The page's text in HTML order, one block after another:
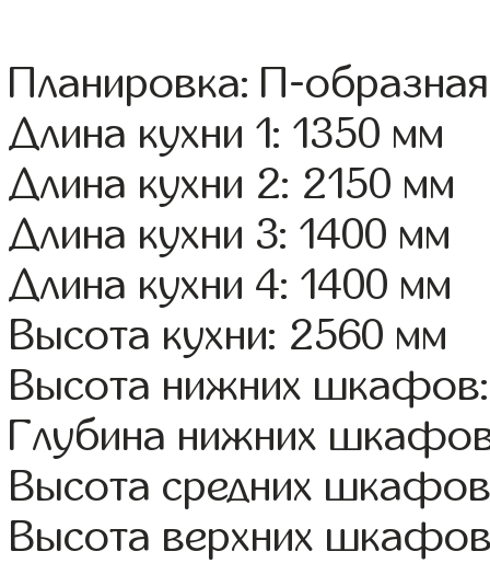
Планировка: П-образная
Длина кухни 1: 1350 мм
Длина кухни 2: 2150 мм
Длина кухни 3: 1400 мм
Длина кухни 4: 1400 мм
Высота кухни: 2560 мм
Высота нижних
Глубина нижних
Высота средних
Высота верхних